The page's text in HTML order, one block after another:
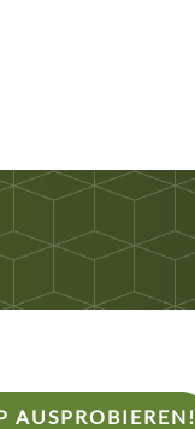
AUSPROBIEREN!